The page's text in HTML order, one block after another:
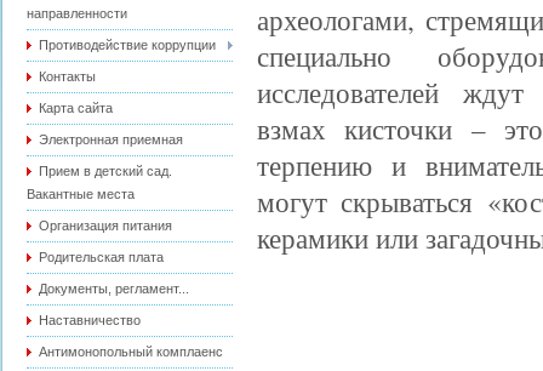
направленности
Противодействие коррупции
Контакты
Карта сайта
Электронная приемная
Прием в детский сад.
Вакантные места
Организация питания
Родительская плата
Документы, регламент...
Наставничество
Антимонопольный комплаенс
археологами,
специально
исследователей
взмах кисточки –
терпению и
могут скрываться
керамики или